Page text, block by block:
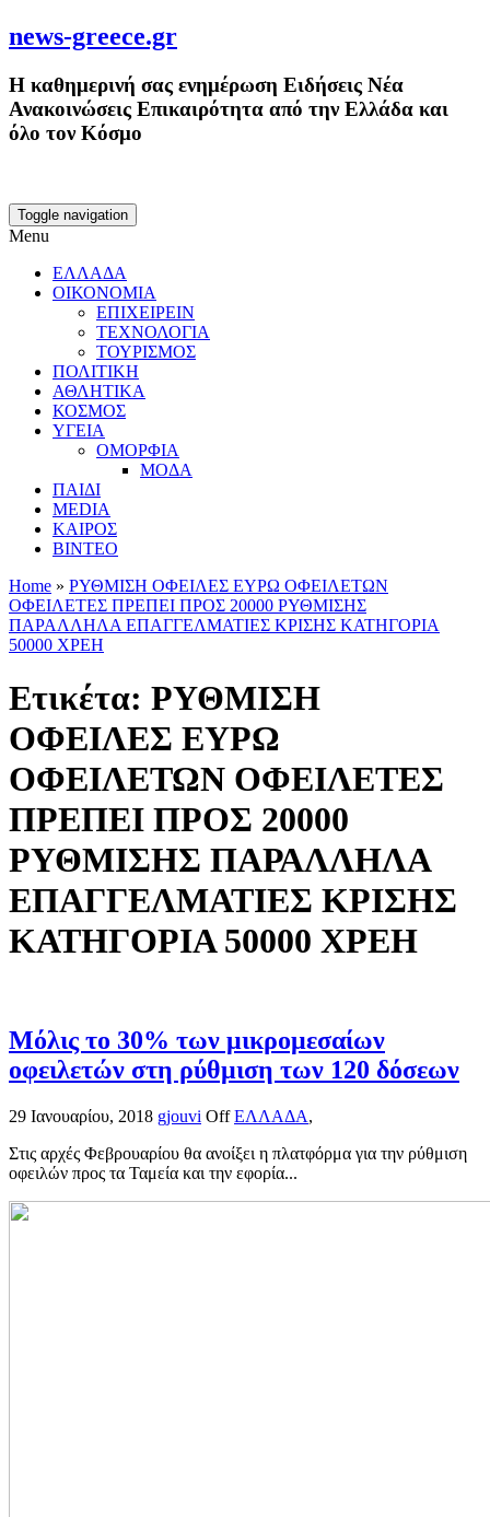
news-greece.gr
Η καθημερινή σας ενημέρωση Ειδήσεις Νέα
Ανακοινώσεις Επικαιρότητα από την Ελλάδα και
όλο τον Κόσμο
Toggle navigation
Menu
ΕΛΛΑΔΑ
ΟΙΚΟΝΟΜΙΑ
ΕΠΙΧΕΙΡΕΙΝ
ΤΕΧΝΟΛΟΓΙΑ
ΤΟΥΡΙΣΜΟΣ
ΠΟΛΙΤΙΚΗ
ΑΘΛΗΤΙΚΑ
ΚΟΣΜΟΣ
ΥΓΕΙΑ
ΟΜΟΡΦΙΑ
ΜΟΔΑ
ΠΑΙΔΙ
MEDIA
ΚΑΙΡΟΣ
ΒΙΝΤΕΟ
Home » ΡΥΘΜΙΣΗ ΟΦΕΙΛΕΣ ΕΥΡΩ ΟΦΕΙΛΕΤΩΝ
ΟΦΕΙΛΕΤΕΣ ΠΡΕΠΕΙ ΠΡΟΣ 20000 ΡΥΘΜΙΣΗΣ
ΠΑΡΑΛΛΗΛΑ ΕΠΑΓΓΕΛΜΑΤΙΕΣ ΚΡΙΣΗΣ ΚΑΤΗΓΟΡΙΑ
50000 ΧΡΕΗ
Ετικέτα: ΡΥΘΜΙΣΗ
ΟΦΕΙΛΕΣ ΕΥΡΩ
ΟΦΕΙΛΕΤΩΝ ΟΦΕΙΛΕΤΕΣ
ΠΡΕΠΕΙ ΠΡΟΣ 20000
ΡΥΘΜΙΣΗΣ ΠΑΡΑΛΛΗΛΑ
ΕΠΑΓΓΕΛΜΑΤΙΕΣ ΚΡΙΣΗΣ
ΚΑΤΗΓΟΡΙΑ 50000 ΧΡΕΗ
Μόλις το 30% των μικρομεσαίων
οφειλετών στη ρύθμιση των 120 δόσεων
29 Ιανουαρίου, 2018 gjouvi Off ΕΛΛΑΔΑ,
Στις αρχές Φεβρουαρίου θα ανοίξει η πλατφόρμα για την ρύθμιση
οφειλών προς τα Ταμεία και την εφορία...